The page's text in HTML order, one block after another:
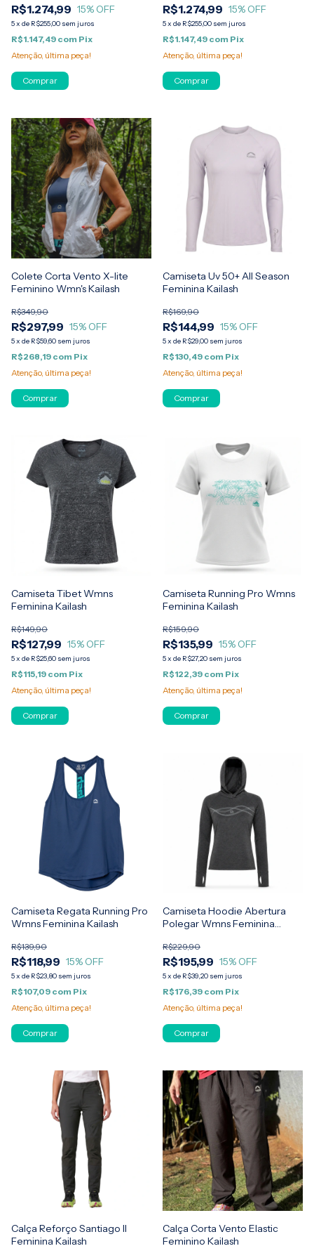
R$1.274,99 15% OFF
5x de R$255,00 sem juros
R$1.147,49 com Pix
Atenção, última peça!
Comprar
R$1.274,99 15% OFF
5x de R$255,00 sem juros
R$1.147,49 com Pix
Atenção, última peça!
Comprar
Colete Corta Vento X-lite
Feminino Wmn's Kailash
R$297,99
R$349,90
15% OFF
5x de R$59,60 sem juros
R$268,19 com Pix
Atenção, última peça!
Comprar
Camiseta Uv 50+ All Season
Feminina Kailash
R$144,99
R$169,90
15% OFF
5x de R$29,00 sem juros
R$130,49 com Pix
Atenção, última peça!
Comprar
Camiseta Tibet Wmns
Feminina Kailash
R$127,99
R$149,90
15% OFF
5x de R$25,60 sem juros
R$115,19 com Pix
Atenção, última peça!
Comprar
Camiseta Running Pro Wmns
Feminina Kailash
R$135,99
R$159,90
15% OFF
5x de R$27,20 sem juros
R$122,39 com Pix
Atenção, última peça!
Comprar
Camiseta Regata Running Pro
Wmns Feminina Kailash
R$118,99
R$139,90
15% OFF
5x de R$23,80 sem juros
R$107,09 com Pix
Atenção, última peça!
Comprar
Camiseta Hoodie Abertura
Polegar Wmns Feminina
R$195,99
R$229,90
15% OFF
5x de R$39,20 sem juros
R$176,39 com Pix
Atenção, última peça!
Comprar
Calça Reforço Santiago II
Feminina Kailash
Calça Corta Vento Elastic
Feminino Kailash